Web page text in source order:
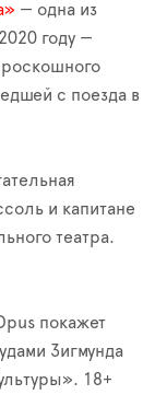
— одна из
году —
роскошного
с поезда в
и капитане
театра.
покажет
Зигмунда
18+